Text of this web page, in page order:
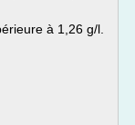
à 1,26 g/l.